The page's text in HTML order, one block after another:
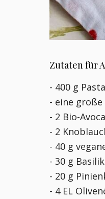
Zutaten für
- 400 g
- eine
- 2 Bio-
- 2
- 40 g
- 30 g
- 20 g
- 4 EL